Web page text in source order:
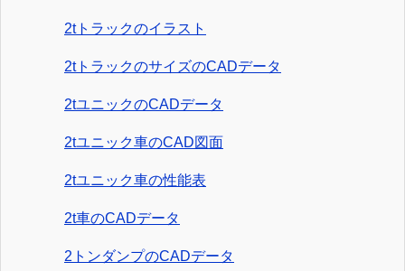
2tトラックのイラスト
2tトラックのサイズのCADデータ
2tユニックのCADデータ
2tユニック車のCAD図面
2tユニック車の性能表
2t車のCADデータ
2トンダンプのCADデータ